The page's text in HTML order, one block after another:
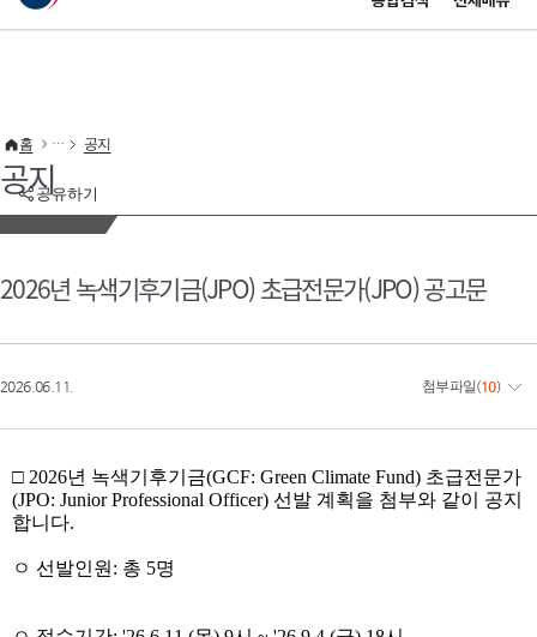
이 누리집은 대한민국 공식 전자정부 누리집입니다.
공유하기
홈 공지
공지
2026년 녹색기후기금(JPO) 초급전문가(JPO) 공고문
2026.06.11. 첨부파일(10)